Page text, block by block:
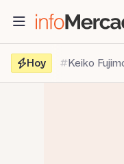
contenido
Hoy
Keiko